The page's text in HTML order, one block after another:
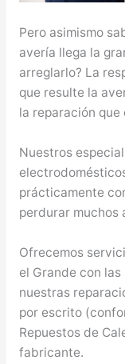
Pero asimismo
avería llega la
arreglarlo? La
que resulte la
la reparación que
Nuestros
prácticamente
perdurar muchos
Ofrecemos
el Grande con
nuestras
por escrito
Repuestos de
fabricante.